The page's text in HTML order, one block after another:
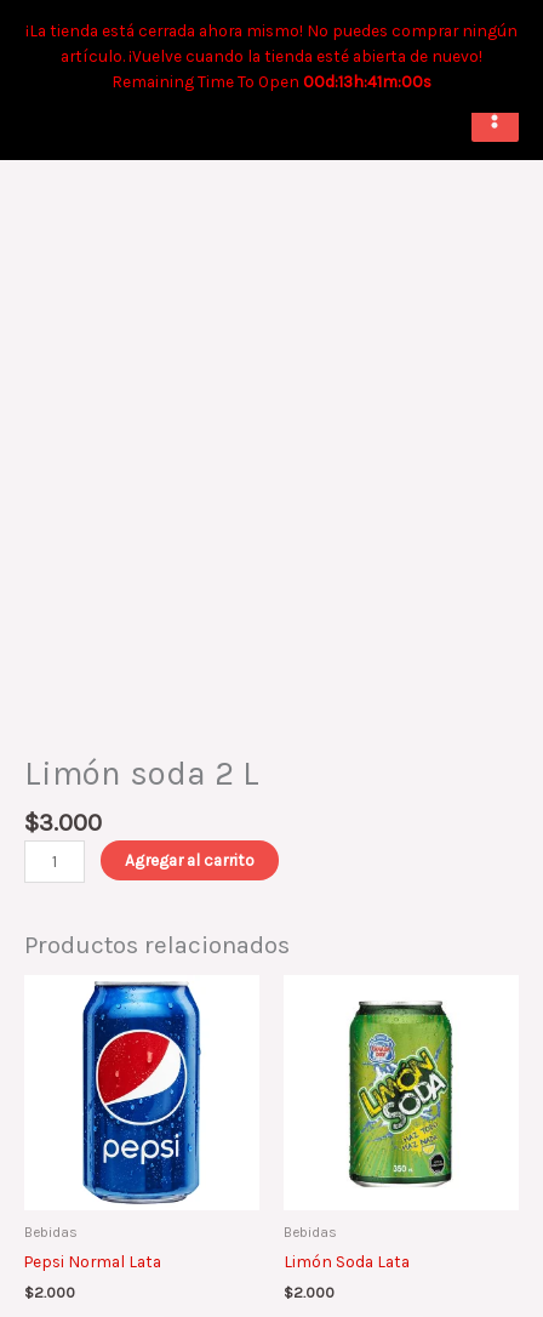
¡La tienda está cerrada ahora mismo! No puedes comprar ningún
artículo. ¡Vuelve cuando la tienda esté abierta de nuevo!
Remaining Time To Open 00d:13h:40m:59s
Tiempo aproximado para envíos a domicilio: 90 min. Para retiro:
40 min.
contenido
Limón soda 2 L
$3.000
Agregar al carrito
Productos relacionados
Bebidas
Pepsi Normal Lata
$2.000
Bebidas
Limón Soda Lata
$2.000